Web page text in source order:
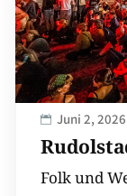
Juni 2, 2026
Folk und